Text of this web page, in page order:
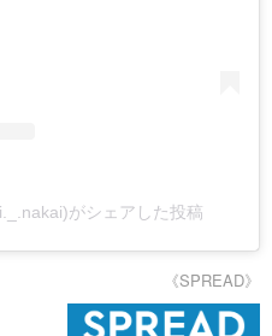
がシェアした投稿
《SPREAD》